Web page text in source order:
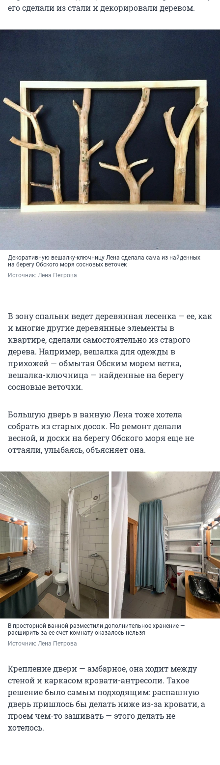
его сделали из стали и декорировали деревом.
Декоративную вешалку-ключницу Лена сделала сама из найденных
на берегу Обского моря сосновых веточек
Источник: Лена Петрова
В зону спальни ведет деревянная лесенка — ее, как
и многие другие деревянные элементы в
квартире, сделали самостоятельно из старого
дерева. Например, вешалка для одежды в
прихожей — обмытая Обским морем ветка,
вешалка-ключница — найденные на берегу
сосновые веточки.
Большую дверь в ванную Лена тоже хотела
собрать из старых досок. Но ремонт делали
весной, и доски на берегу Обского моря еще не
оттаяли, улыбаясь, объясняет она.
В просторной ванной разместили дополнительное хранение —
расширить за ее счет комнату оказалось нельзя
Источник: Лена Петрова
Крепление двери — амбарное, она ходит между
стеной и каркасом кровати-антресоли. Такое
решение было самым подходящим: распашную
дверь пришлось бы делать ниже из-за кровати, а
проем чем-то зашивать — этого делать не
хотелось.